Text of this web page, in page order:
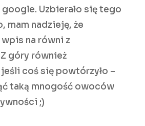
Uzbierało się tego
mam nadzieję, że
na równi z
góry również
coś się powtórzyło –
taką mnogość owoców
;)